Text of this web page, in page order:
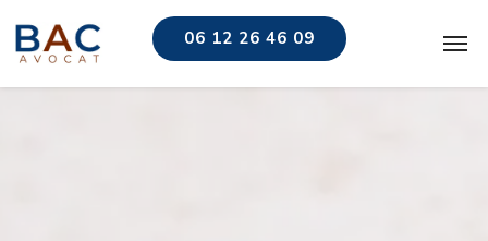
06 12 26 46 09